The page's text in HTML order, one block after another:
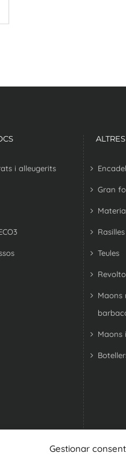
Gestionar
i alleugerits
Gran
Teules
Maons
Maons